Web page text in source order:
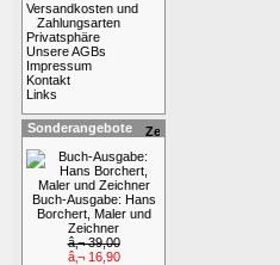
Versandkosten und
Zahlungsarten
Privatsphäre
Unsere AGBs
Impressum
Kontakt
Links
Sonderangebote
Buch-Ausgabe: Hans
Borchert, Maler und
Zeichner
â‚¬ 39,00
â‚¬ 16,90